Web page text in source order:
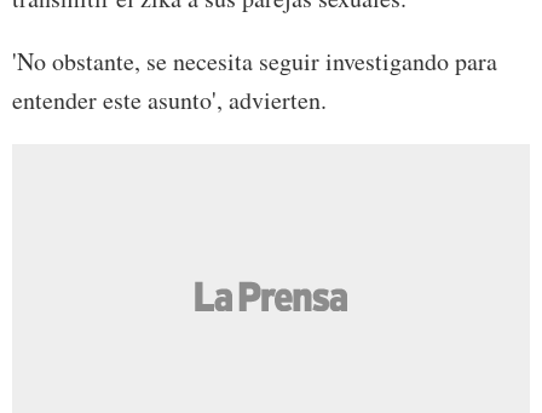
'No obstante, se necesita seguir investigando para
entender este asunto', advierten.